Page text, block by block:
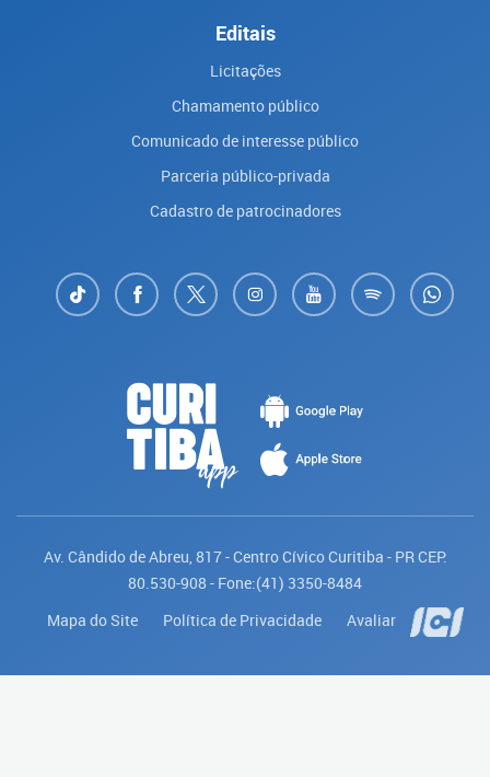
Editais
Licitações
Chamamento público
Comunicado de interesse público
Parceria público-privada
Cadastro de patrocinadores
Av. Cândido de Abreu, 817 - Centro Cívico Curitiba - PR CEP:
80.530-908 - Fone:(41) 3350-8484
Mapa do Site
Política de Privacidade Avaliar